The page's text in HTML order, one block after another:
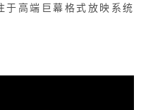
于高端巨幕格式放映系统